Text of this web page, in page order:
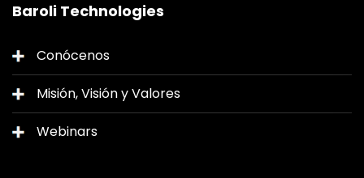
Baroli Technologies
Conócenos
Misión, Visión y Valores
Webinars